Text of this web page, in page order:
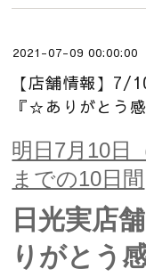
2021-07-09 00:00:00
【店舗情報】7/
『☆ありがとう
明日7月10日
までの10日間
日光実店
りがとう